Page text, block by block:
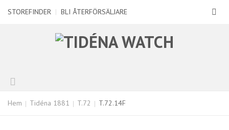
STOREFINDER | BLI ÅTERFÖRSÄLJARE
Hem Tidéna 1881 T.72 T.72.14F